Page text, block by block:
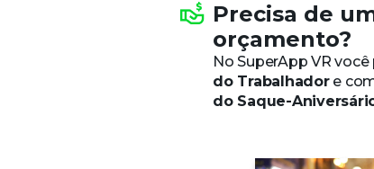
Precisa de
orçamento?
No SuperApp VR
do Trabalhadore
do Saque-